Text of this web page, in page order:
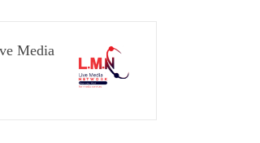
Media